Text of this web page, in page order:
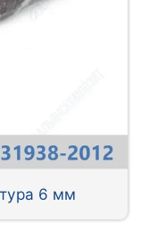
6 мм